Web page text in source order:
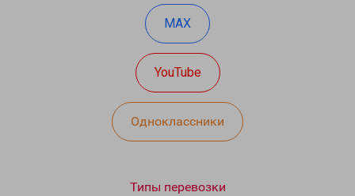
MAX
YouTube
Одноклассники
Типы перевозки